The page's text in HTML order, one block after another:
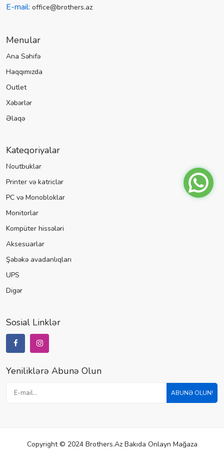
E-mail: office@brothers.az
Menular
Ana Səhifə
Haqqımızda
Outlet
Xəbərlər
Əlaqə
Kateqoriyalar
Noutbuklar
Printer və katriclər
PC və Monobloklar
Monitorlar
Kompüter hissələri
Aksesuarlar
Şəbəkə avadanlıqları
UPS
Digər
Sosial Linklər
Yeniliklərə Abunə Olun
ABUNƏ OLUN!
Copyright © 2024 Brothers.az Bakıda Onlayn Mağaza